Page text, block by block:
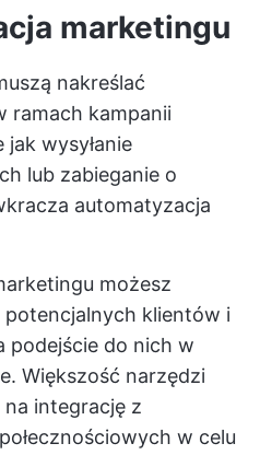
marketingu
nakreślać
ramach kampanii
wysyłanie
lub zabieganie o
automatyzacja
możesz
klientów i
podejście do nich w
Większość narzędzi
integrację z
w celu